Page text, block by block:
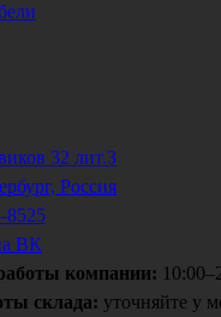
32 лит.З
Россия
8525
ВК
компании:
склада: уточняйте у